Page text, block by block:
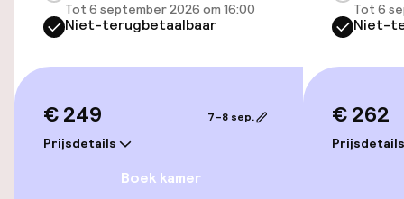
Toegankelijkheid
Lift
Entertainment
Tot 6 september 2026 om 16:00
Niet-terugbetaalbaar
€ 249
Prijsdetails
7–8 sep.
Boek kamer
Tot 6
Niet-
€ 262
Prijsdetails